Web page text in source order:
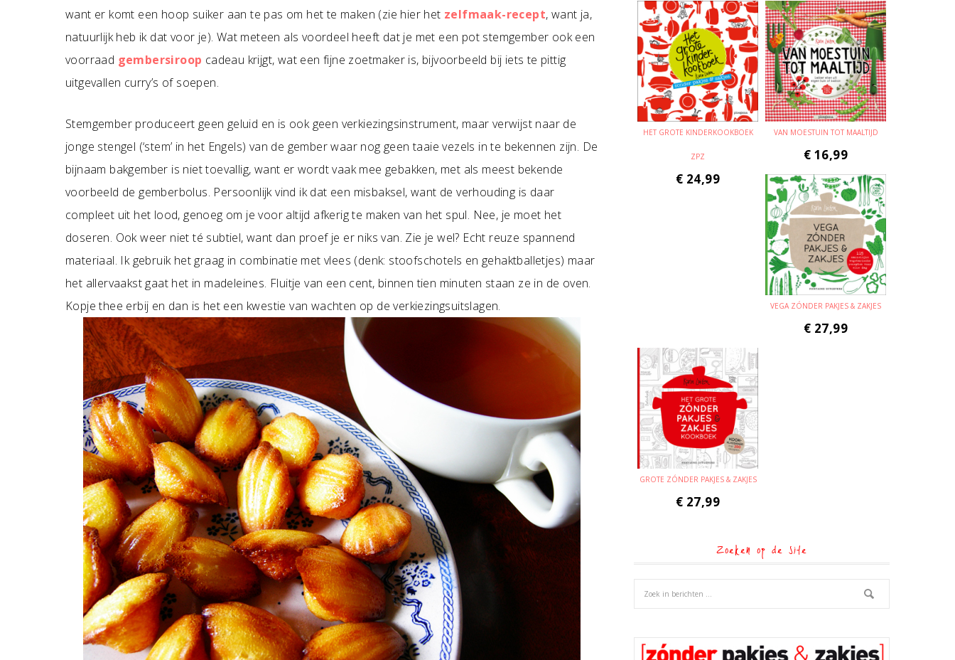
want er komt een hoop suiker aan te pas om het te maken (zie hier het zelfmaak-recept, want ja,
natuurlijk heb ik dat voor je). Wat meteen als voordeel heeft dat je met een pot stemgember ook een
voorraad gembersiroop cadeau krijgt, wat een fijne zoetmaker is, bijvoorbeeld bij iets te pittig
uitgevallen curry’s of soepen.
Stemgember produceert geen geluid en is ook geen verkiezingsinstrument, maar verwijst naar de
jonge stengel (‘stem’ in het Engels) van de gember waar nog geen taaie vezels in te bekennen zijn. De
bijnaam bakgember is niet toevallig, want er wordt vaak mee gebakken, met als meest bekende
voorbeeld de gemberbolus. Persoonlijk vind ik dat een misbaksel, want de verhouding is daar
compleet uit het lood, genoeg om je voor altijd afkerig te maken van het spul. Nee, je moet het
doseren. Ook weer niet té subtiel, want dan proef je er niks van. Zie je wel? Echt reuze spannend
materiaal. Ik gebruik het graag in combinatie met vlees (denk: stoofschotels en gehaktballetjes) maar
het allervaakst gaat het in madeleines. Fluitje van een cent, binnen tien minuten staan ze in de oven.
Kopje thee erbij en dan is het een kwestie van wachten op de verkiezingsuitslagen.
HET GROTE KINDERKOOKBOEK
ZPZ
€ 24,99
VAN MOESTUIN TOT MAALTIJD
€ 16,99
VEGA ZÓNDER PAKJES & ZAKJES
€ 27,99
GROTE ZÓNDER PAKJES & ZAKJES
€ 27,99
Zoeken op de site